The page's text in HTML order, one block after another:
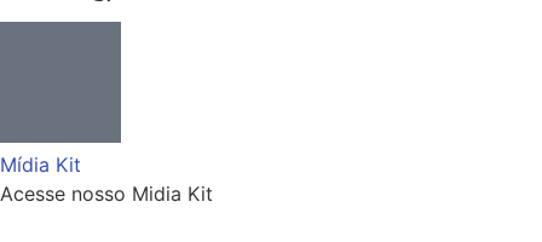
Mídia Kit
Acesse nosso Midia Kit